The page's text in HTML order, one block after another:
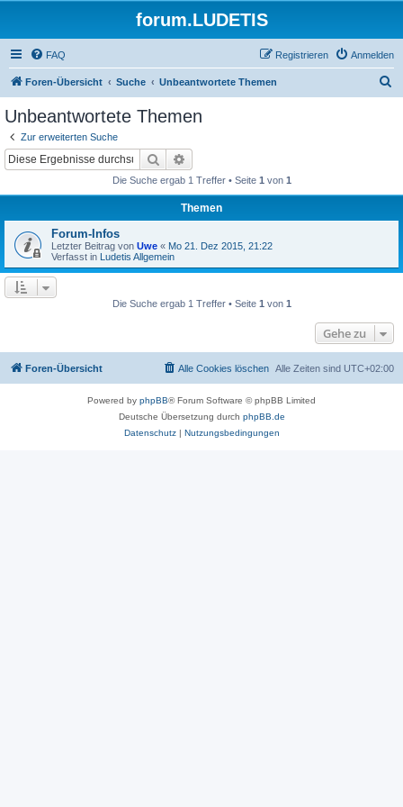
forum.LUDETIS
FAQ Anmelden
Registrieren
Foren-Übersicht Suche Unbeantwortete Themen
Unbeantwortete Themen
Zur erweiterten Suche
Suche
Die Suche ergab 1 Treffer • Seite 1 von 1
Themen
Forum-Infos
Letzter Beitrag von Uwe « Mo 21. Dez 2015, 21:22
Verfasst in Ludetis Allgemein
Die Suche ergab 1 Treffer • Seite 1 von 1
Gehe zu
Foren-Übersicht Alle Zeiten sind UTC+02:00
Alle Cookies löschen
Powered by phpBB® Forum Software © phpBB Limited
Deutsche Übersetzung durch phpBB.de
Datenschutz| Nutzungsbedingungen